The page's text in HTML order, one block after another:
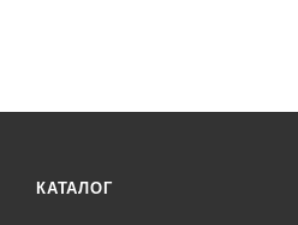
КАТАЛОГ